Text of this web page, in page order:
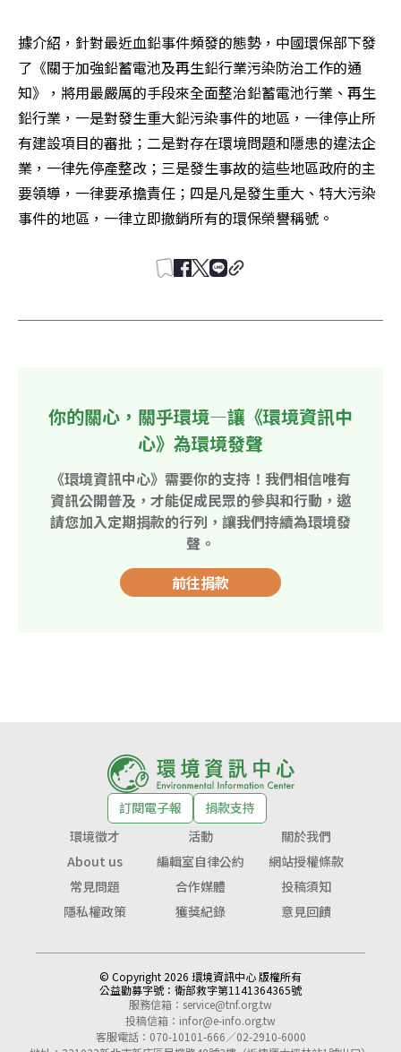
據介紹，針對最近血鉛事件頻發的態勢，中國環保部下發
了《關于加強鉛蓄電池及再生鉛行業污染防治工作的通
知》，將用最嚴厲的手段來全面整治鉛蓄電池行業、再生
鉛行業，一是對發生重大鉛污染事件的地區，一律停止所
有建設項目的審批；二是對存在環境問題和隱患的違法企
業，一律先停產整改；三是發生事故的這些地區政府的主
要領導，一律要承擔責任；四是凡是發生重大、特大污染
事件的地區，一律立即撤銷所有的環保榮譽稱號。
你的關心，關乎環境—讓《環境資訊中
心》為環境發聲
《環境資訊中心》需要你的支持！我們相信唯有
資訊公開普及，才能促成民眾的參與和行動，邀
請您加入定期捐款的行列，讓我們持續為環境發
聲。
前往捐款
訂閱電子報
捐款支持
環境徵才
活動
關於我們
About us
編輯室自律公約
網站授權條款
常見問題
合作媒體
投稿須知
隱私權政策
獲獎紀錄 意見回饋
© Copyright 2026 環境資訊中心 版權所有
公益勸募字號： 衛部救字第1141364365號
服務信箱： service@tnf.org.tw
投稿信箱： infor@e-info.org.tw
客服電話：070-10101-666／02-2910-6000